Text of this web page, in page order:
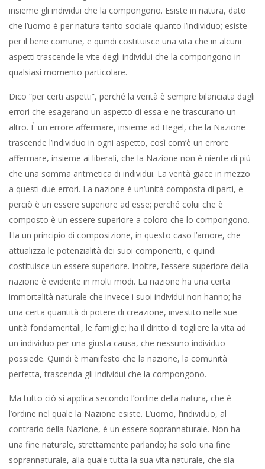
insieme gli individui che la compongono. Esiste in natura, dato
che l’uomo è per natura tanto sociale quanto l’individuo; esiste
per il bene comune, e quindi costituisce una vita che in alcuni
aspetti trascende le vite degli individui che la compongono in
qualsiasi momento particolare.
Dico “per certi aspetti”, perché la verità è sempre bilanciata dagli
errori che esagerano un aspetto di essa e ne trascurano un
altro. È un errore affermare, insieme ad Hegel, che la Nazione
trascende l’individuo in ogni aspetto, così com’è un errore
affermare, insieme ai liberali, che la Nazione non è niente di più
che una somma aritmetica di individui. La verità giace in mezzo
a questi due errori. La nazione è un’unità composta di parti, e
perciò è un essere superiore ad esse; perché colui che è
composto è un essere superiore a coloro che lo compongono.
Ha un principio di composizione, in questo caso l’amore, che
attualizza le potenzialità dei suoi componenti, e quindi
costituisce un essere superiore. Inoltre, l’essere superiore della
nazione è evidente in molti modi. La nazione ha una certa
immortalità naturale che invece i suoi individui non hanno; ha
una certa quantità di potere di creazione, investito nelle sue
unità fondamentali, le famiglie; ha il diritto di togliere la vita ad
un individuo per una giusta causa, che nessuno individuo
possiede. Quindi è manifesto che la nazione, la comunità
perfetta, trascenda gli individui che la compongono.
Ma tutto ciò si applica secondo l’ordine della natura, che è
l’ordine nel quale la Nazione esiste. L’uomo, l’individuo, al
contrario della Nazione, è un essere soprannaturale. Non ha
una fine naturale, strettamente parlando; ha solo una fine
soprannaturale, alla quale tutta la sua vita naturale, che sia